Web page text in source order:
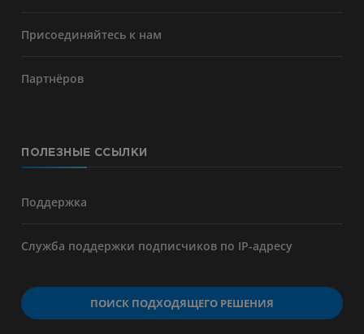
Присоединяйтесь к нам
Партнёров
ПОЛЕЗНЫЕ ССЫЛКИ
Поддержка
Служба поддержки подписчиков по IP-адресу
ПОИСК ПОДХОДЯЩЕГО РЕШЕНИЯ